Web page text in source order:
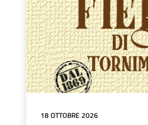
18 OTTOBRE 2026